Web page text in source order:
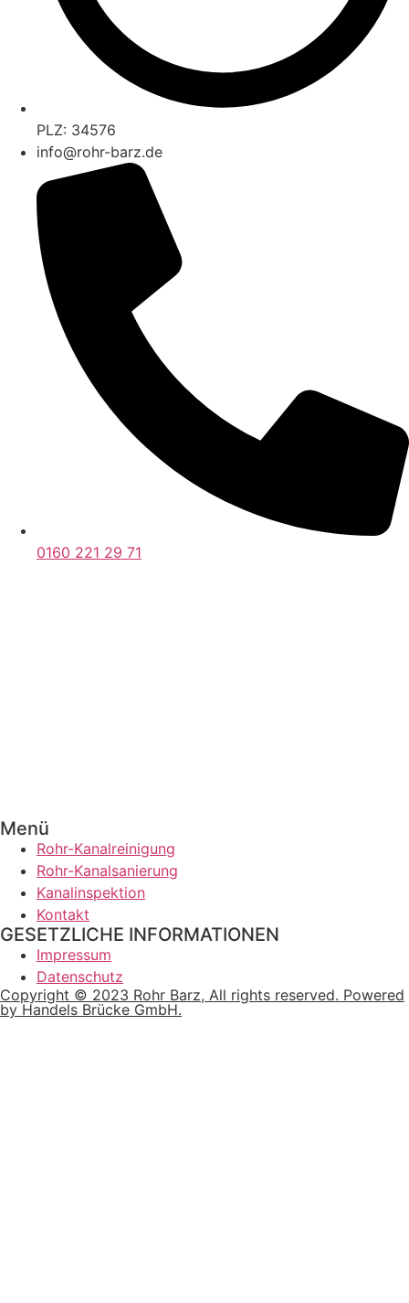
PLZ: 34576
info@rohr-barz.de
0160 221 29 71
Menü
Rohr-Kanalreinigung
Rohr-Kanalsanierung
Kanalinspektion
Kontakt
GESETZLICHE INFORMATIONEN
Impressum
Datenschutz
Copyright © 2023 Rohr Barz, All rights reserved. Powered
by Handels Brücke GmbH.